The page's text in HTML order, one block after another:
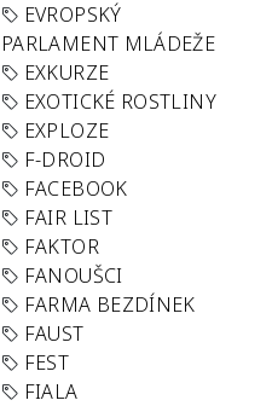
EVROPSKÝ
PARLAMENT MLÁDEŽE
EXKURZE
EXOTICKÉ ROSTLINY
EXPLOZE
F-DROID
FACEBOOK
FAIR LIST
FAKTOR
FANOUŠCI
FARMA BEZDÍNEK
FAUST
FEST
FIALA